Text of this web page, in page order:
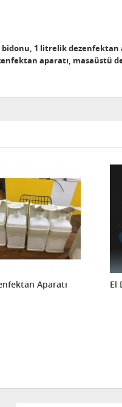
bidonu, 1 litrelik
aparatı, masaüstü
Aparatı
El